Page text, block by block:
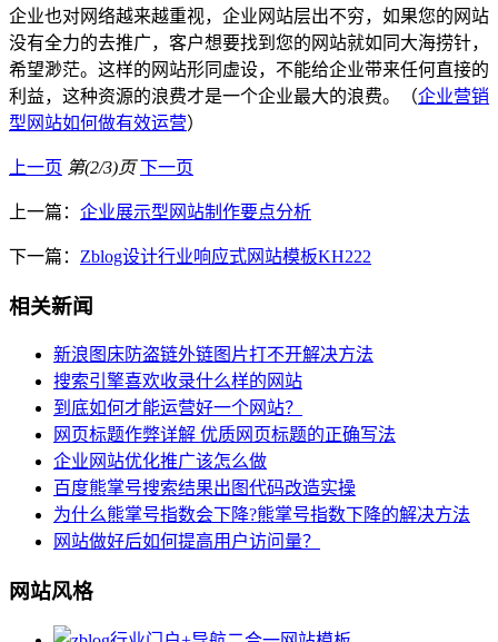
企业也对网络越来越重视，企业网站层出不穷，如果您的网站
没有全力的去推广，客户想要找到您的网站就如同大海捞针，
希望渺茫。这样的网站形同虚设，不能给企业带来任何直接的
利益，这种资源的浪费才是一个企业最大的浪费。（企业营销
型网站如何做有效运营）
上一页 第(2/3)页 下一页
上一篇： 企业展示型网站制作要点分析
下一篇： Zblog设计行业响应式网站模板KH222
相关新闻
新浪图床防盗链外链图片打不开解决方法
搜索引擎喜欢收录什么样的网站
到底如何才能运营好一个网站？
网页标题作弊详解 优质网页标题的正确写法
企业网站优化推广该怎么做
百度熊掌号搜索结果出图代码改造实操
为什么熊掌号指数会下降?熊掌号指数下降的解决方法
网站做好后如何提高用户访问量？
网站风格